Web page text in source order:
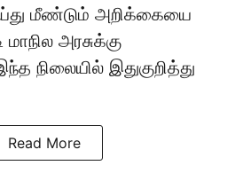
மீண்டும் அறிக்கையை
அரசுக்கு
நிலையில் இதுகுறித்து
Read More